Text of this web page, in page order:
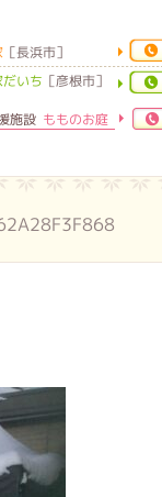
［長浜市］
いち ［彦根市］
施設 もものお庭